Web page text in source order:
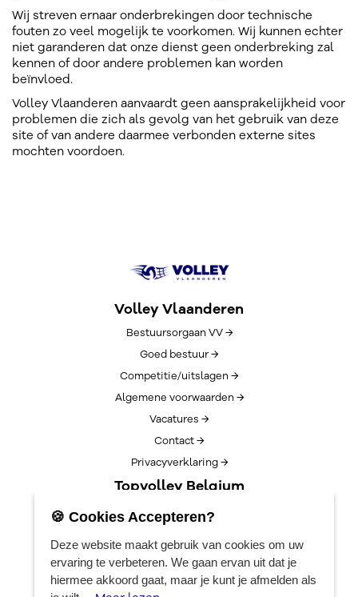
Wij streven ernaar onderbrekingen door technische
fouten zo veel mogelijk te voorkomen. Wij kunnen echter
niet garanderen dat onze dienst geen onderbreking zal
kennen of door andere problemen kan worden
beïnvloed.
Volley Vlaanderen aanvaardt geen aansprakelijkheid voor
problemen die zich als gevolg van het gebruik van deze
site of van andere daarmee verbonden externe sites
mochten voordoen.
Volley Vlaanderen
Bestuursorgaan VV →
Goed bestuur →
Competitie/uitslagen →
Algemene voorwaarden →
Vacatures →
Contact →
Privacyverklaring →
Topvolley Belgium
Over TopVolleyBelgium →
Lotto Cup Finals →
EuroVolleyCenter
🍪 Cookies Accepteren?
Deze website maakt gebruik van cookies om uw
ervaring te verbeteren. We gaan ervan uit dat je
hiermee akkoord gaat, maar je kunt je afmelden als